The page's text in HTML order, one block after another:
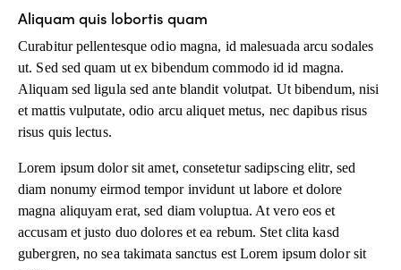
Aliquam quis lobortis quam
Curabitur pellentesque odio magna, id malesuada arcu sodales
ut. Sed sed quam ut ex bibendum commodo id id magna.
Aliquam sed ligula sed ante blandit volutpat. Ut bibendum, nisi
et mattis vulputate, odio arcu aliquet metus, nec dapibus risus
risus quis lectus.
Lorem ipsum dolor sit amet, consetetur sadipscing elitr, sed
diam nonumy eirmod tempor invidunt ut labore et dolore
magna aliquyam erat, sed diam voluptua. At vero eos et
accusam et justo duo dolores et ea rebum. Stet clita kasd
gubergren, no sea takimata sanctus est Lorem ipsum dolor sit